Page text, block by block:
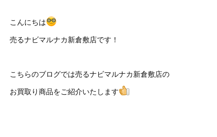
こんにちは
売るナビマルナカ新倉敷店です！
こちらのブログでは売るナビマルナカ新倉敷店の
お買取り商品をご紹介いたします